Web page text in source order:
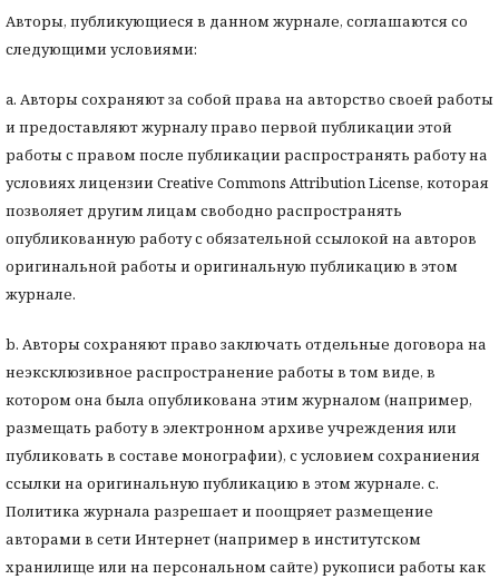
Авторы, публикующиеся в данном журнале, соглашаются со
следующими условиями:
a. Авторы сохраняют за собой права на авторство своей работы
и предоставляют журналу право первой публикации этой
работы с правом после публикации распространять работу на
условиях лицензии Creative Commons Attribution License, которая
позволяет другим лицам свободно распространять
опубликованную работу с обязательной ссылокой на авторов
оригинальной работы и оригинальную публикацию в этом
журнале.
b. Авторы сохраняют право заключать отдельные договора на
неэксклюзивное распространение работы в том виде, в
котором она была опубликована этим журналом (например,
размещать работу в электронном архиве учреждения или
публиковать в составе монографии), с условием сохраниения
ссылки на оригинальную публикацию в этом журнале. с.
Политика журнала разрешает и поощряет размещение
авторами в сети Интернет (например в институтском
хранилище или на персональном сайте) рукописи работы как